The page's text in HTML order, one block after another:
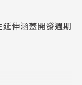
伸涵蓋開發週期